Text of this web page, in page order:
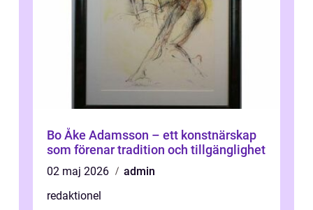
Bo Åke Adamsson – ett konstnärskap
som förenar tradition och tillgänglighet
02 maj 2026
admin
redaktionel